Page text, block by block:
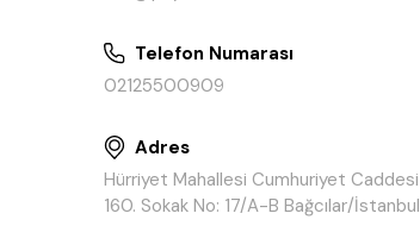
Telefon Numarası
02125500909
Adres
Hürriyet Mahallesi Cumhuriyet Caddesi
160. Sokak No: 17/A-B Bağcılar/İstanbul